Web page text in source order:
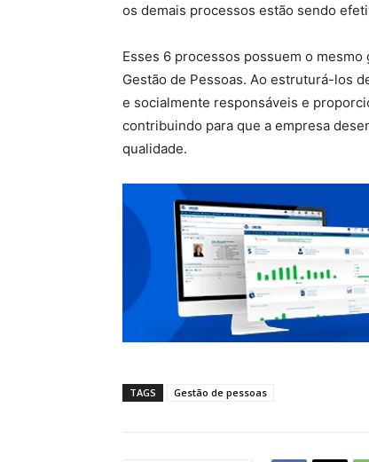
os demais processos estão sendo
Esses 6 processos possuem o
Gestão de Pessoas. Ao estruturá-los
e socialmente responsáveis e
contribuindo para que a empresa
qualidade.
TAGS Gestão de pessoas